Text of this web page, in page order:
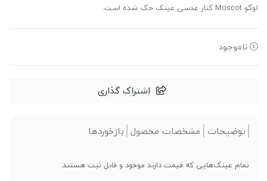
لوگو Moscot کنار عدسی عینک حک شده است.
ناموجود
اشتراک گذاری
توضیحات مشخصات محصول بازخوردها
تمام عینک‌هایی که قیمت دارند موجود و قابل ثبت هستند.⁣⁣⁣